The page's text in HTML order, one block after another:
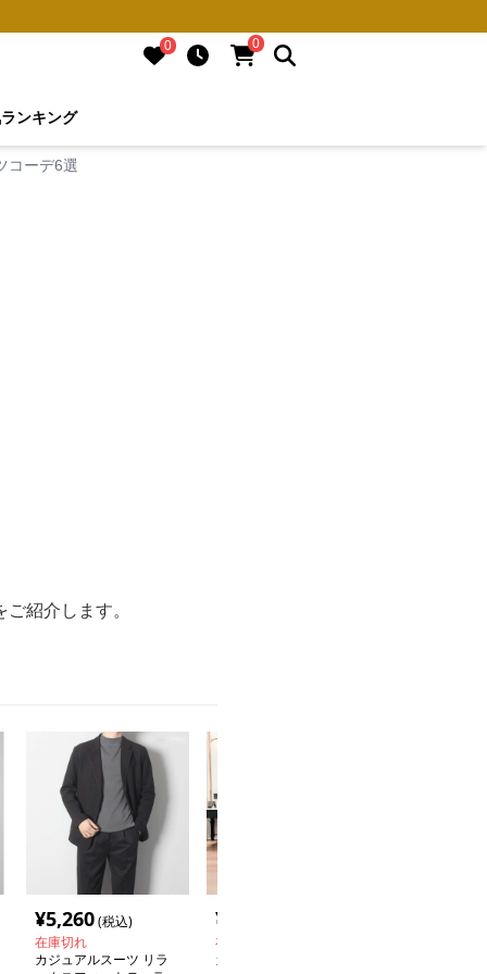
0 0
ランキング
コーデ6選
紹介します。
¥5,260(税込)
在庫切れ
カジュアルスーツ リラ
¥
在庫切れ
カジュアルスーツ スマ